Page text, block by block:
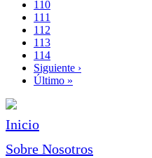
Página
actual
110
Page
111
Page
112
Page
113
Page
114
Siguiente
página
Siguiente ›
Última
Último »
Inicio
Sobre Nosotros